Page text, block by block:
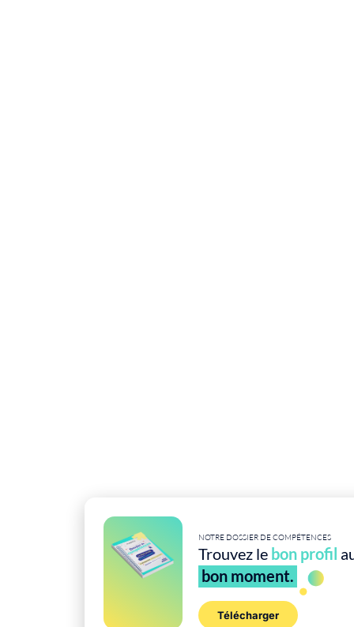
NOTRE DOSSIER DE COMPÉTENCES
Trouvez le bon profil
bon moment.
Télécharger